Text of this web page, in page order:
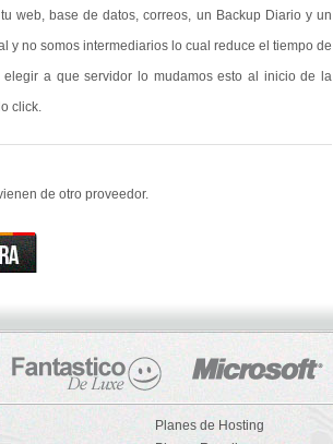
web, base de datos, correos, un Backup Diario y un
y no somos intermediarios lo cual reduce el tiempo de
a que servidor lo mudamos esto al inicio de la
click.
de otro proveedor.
Planes de Hosting